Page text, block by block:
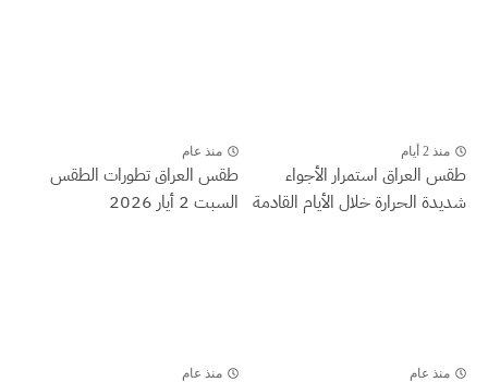
منذ 2 أيام
طقس العراق ‏استمرار الأجواء
شديدة الحرارة خلال الأيام القادمة
منذ عام
طقس العراق تطورات الطقس
السبت 2 أيار 2026
منذ عام منذ عام